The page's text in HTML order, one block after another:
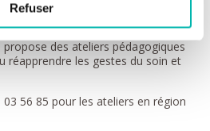
Refuser
propose des ateliers pédagogiques
réapprendre les gestes du soin et
56 85 pour les ateliers en région